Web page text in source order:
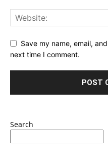
Save my name, email,
next time I comment.
Search